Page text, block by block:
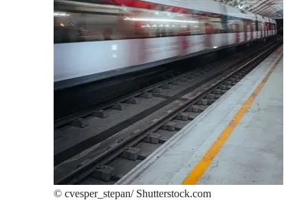
© cvesper_stepan/ Shutterstock.com